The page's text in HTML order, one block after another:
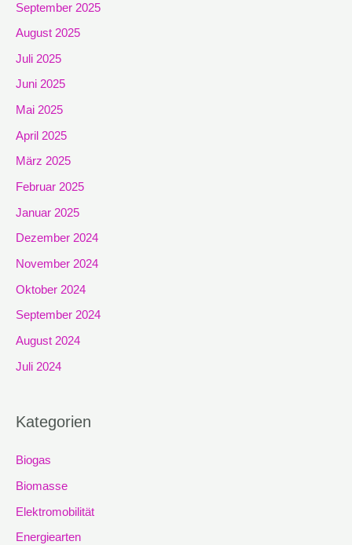
September 2025
August 2025
Juli 2025
Juni 2025
Mai 2025
April 2025
März 2025
Februar 2025
Januar 2025
Dezember 2024
November 2024
Oktober 2024
September 2024
August 2024
Juli 2024
Kategorien
Biogas
Biomasse
Elektromobilität
Energiearten